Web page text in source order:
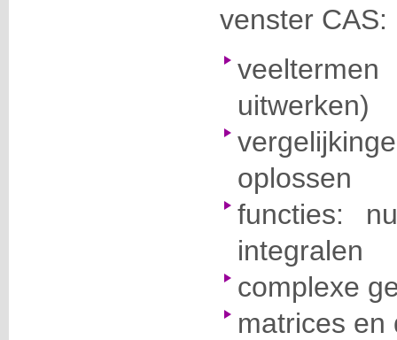
venster CAS:
uitwerken)
oplossen
functies:
integralen
complexe
matrices en